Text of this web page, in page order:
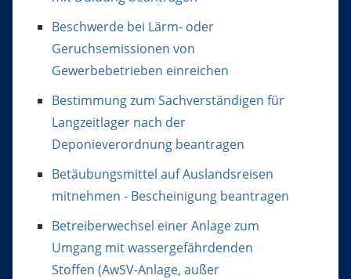
Beschwerde bei Lärm- oder
Geruchsemissionen von
Gewerbebetrieben einreichen
Bestimmung zum Sachverständigen für
Langzeitlager nach der
Deponieverordnung beantragen
Betäubungsmittel auf Auslandsreisen
mitnehmen - Bescheinigung beantragen
Betreiberwechsel einer Anlage zum
Umgang mit wassergefährdenden
Stoffen (AwSV-Anlage, außer